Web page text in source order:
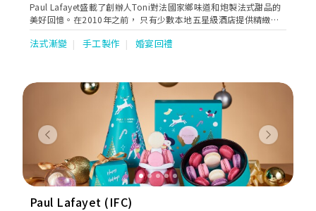
Paul Lafayet盛載了創辦人Toni對法國家鄉味道和炮製法式甜品的
美好回憶。在2010年之前， 只有少數本地五星級酒店提供精緻法
式甜品。Toni看準這個契機，在香港展開法式甜品業務，令更多人
欣賞到這種難能可貴的美點。
法式漸變 手工製作 婚宴回禮
Previous Next
Paul Lafayet (IFC)